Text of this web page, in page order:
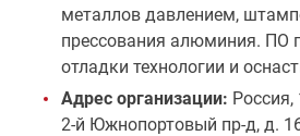
металлов давлением,
прессования алюминия. ПО
отладки технологии и
Адрес организации: Россия,
2-й Южнопортовый пр-д, д.